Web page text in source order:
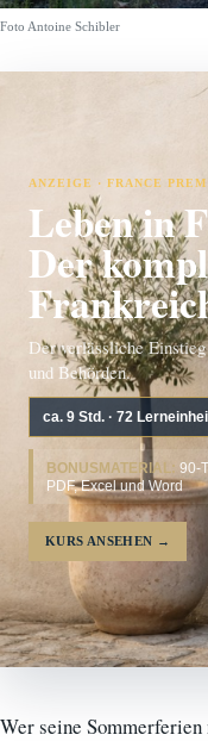
Foto Antoine Schibler
ANZEIGE · FRANCE
Leben in
Der
Der verlässliche
und Behörden.
ca. 9 Std. · 72
BONUSMATERIAL: 90-
PDF, Excel und Word
KURS ANSEHEN →
Wer seine